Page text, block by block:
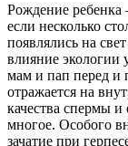
Рождение
если несколько
появлялись на
влияние экологии
мам и пап перед и
отражается на
качества спермы и
многое. Особого
зачатие при